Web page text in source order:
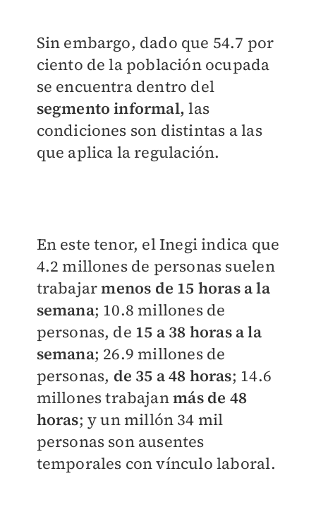
Sin embargo, dado que 54.7 por
ciento de la población ocupada
se encuentra dentro del
segmento informal, las
condiciones son distintas a las
que aplica la regulación.
En este tenor, el Inegi indica que
4.2 millones de personas suelen
trabajarmenos de 15 horas a la
semana; 10.8 millones de
personas, de 15 a 38 horas a la
semana; 26.9 millones de
personas, de 35 a 48 horas; 14.6
millones trabajanmás de 48
horas; y un millón 34 mil
personas son ausentes
temporales con vínculo laboral.